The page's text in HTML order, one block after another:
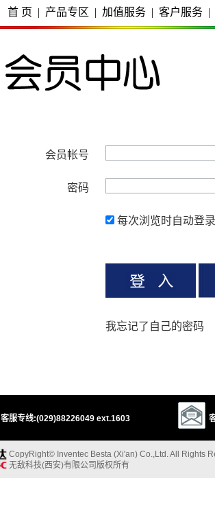
首 页 | 产品专区 | 加值服务 | 客户服务 |
会员帐号
密码
每次浏览时自动登录
我忘记了自己的密码
客服专线:(029)88226049 ext.1603
CopyRight© Inventec Besta (Xi'an) Co.,Ltd. All Rights
无敌科技(西安)有限公司版权所有